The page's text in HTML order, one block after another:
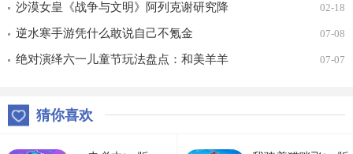
车合一 竞速飞升！
沙漠女皇《战争与文明》阿列克谢研究降
价
02-18
逆水寒手游凭什么敢说自己不氪金 07-08
绝对演绎六一儿童节玩法盘点：和美羊羊 07-07
猜你喜欢